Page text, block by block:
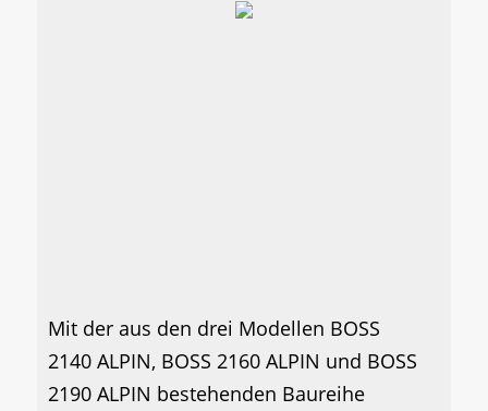
Mit der aus den drei Modellen BOSS
2140 ALPIN, BOSS 2160 ALPIN und BOSS
2190 ALPIN bestehenden Baureihe